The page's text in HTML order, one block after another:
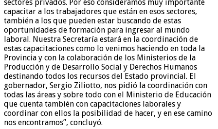
sectores privados. Por eso consideramos muy importante
capacitar a los trabajadores que están en esos sectores,
también a los que pueden estar buscando de estas
oportunidades de formación para ingresar al mundo
laboral. Nuestra Secretaría estará en la coordinación de
estas capacitaciones como lo venimos haciendo en toda la
Provincia y con la colaboración de los Ministerios de la
Producción y de Desarrollo Social y Derechos Humanos
destinando todos los recursos del Estado provincial. El
gobernador, Sergio Ziliotto, nos pidió la coordinación con
todas las áreas y sobre todo con el Ministerio de Educación
que cuenta también con capacitaciones laborales y
coordinar con ellos la posibilidad de hacer, y en ese camino
nos encontramos”, concluyó.